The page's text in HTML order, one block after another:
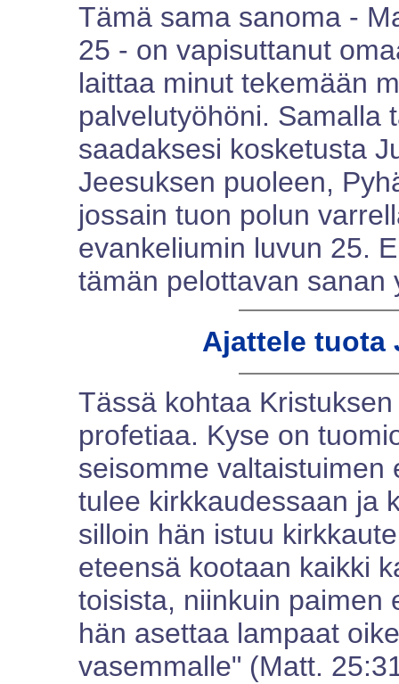
Tämä sama sanoma -
25 - on vapisuttanut
laittaa minut tekemään
palvelutyöhöni. Samalla
saadaksesi kosketusta
Jeesuksen puoleen,
jossain tuon polun
evankeliumin luvun 25.
tämän pelottavan sanan
Ajattele tuota
Tässä kohtaa
profetiaa. Kyse on
seisomme valtaistuimen
tulee kirkkaudessaan ja
silloin hän istuu
eteensä kootaan kaikki
toisista, niinkuin paimen
hän asettaa lampaat
vasemmalle" (Matt.